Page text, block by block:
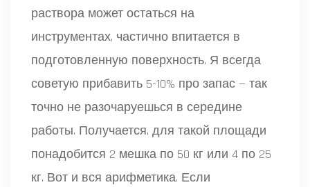
раствора может остаться на
инструментах, частично впитается в
подготовленную поверхность. Я всегда
советую прибавить 5-10% про запас — так
точно не разочаруешься в середине
работы. Получается, для такой площади
понадобится 2 мешка по 50 кг или 4 по 25
кг. Вот и вся арифметика. Если